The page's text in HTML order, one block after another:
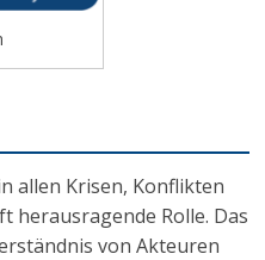
allen Krisen, Konflikten
herausragende Rolle. Das
von Akteuren